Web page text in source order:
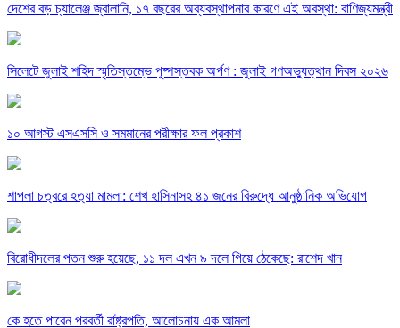
দেশের বড় চ্যালেঞ্জ জ্বালানি, ১৭ বছরের অব্যবস্থাপনার কারণে এই অবস্থা: বাণিজ্যমন্ত্রী
সিলেটে জুলাই শহিদ স্মৃতিস্তম্ভে পুষ্পস্তবক অর্পণ : জুলাই গণঅভ্যুত্থান দিবস ২০২৬
১০ আগস্ট এসএসসি ও সমমানের পরীক্ষার ফল প্রকাশ
শাপলা চত্বরে হত্যা মামলা: শেখ হাসিনাসহ ৪১ জনের বিরুদ্ধে আনুষ্ঠানিক অভিযোগ
বিরোধীদলের পতন শুরু হয়েছে, ১১ দল এখন ৯ দলে গিয়ে ঠেকেছে: রাশেদ খান
কে হতে পারেন পরবর্তী রাষ্ট্রপতি, আলোচনায় এক আমলা